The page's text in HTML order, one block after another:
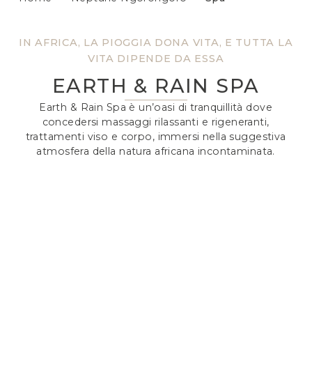
IN AFRICA, LA PIOGGIA DONA VITA, E TUTTA LA
VITA DIPENDE DA ESSA
EARTH & RAIN SPA
Earth & Rain Spa è un’oasi di tranquillità dove
concedersi massaggi rilassanti e rigeneranti,
trattamenti viso e corpo, immersi nella suggestiva
atmosfera della natura africana incontaminata.